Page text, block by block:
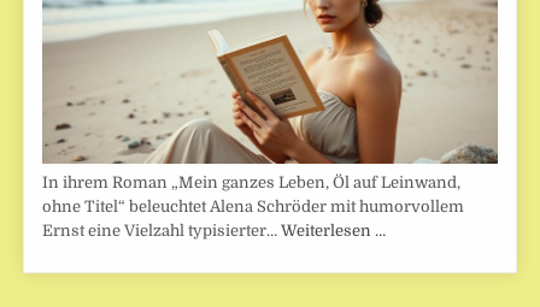
In ihrem Roman „Mein ganzes Leben, Öl auf Leinwand,
ohne Titel“ beleuchtet Alena Schröder mit humorvollem
Ernst eine Vielzahl typisierter…Weiterlesen …